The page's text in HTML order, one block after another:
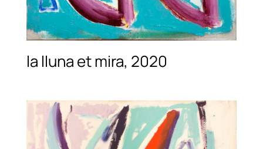
la lluna et mira, 2020